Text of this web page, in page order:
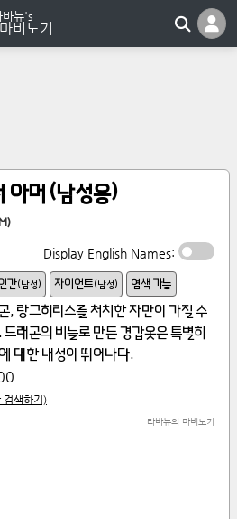
아머 (남성용)
Display English Names:
간(남성) 자이언트(남성) 염색 가능
, 랑그히리스를 처치한 자만이 가질 수
래곤의 비늘로 만든 경갑옷은 특별히
대한 내성이 뛰어나다.
검색하기)
라바뉴의 마비노기